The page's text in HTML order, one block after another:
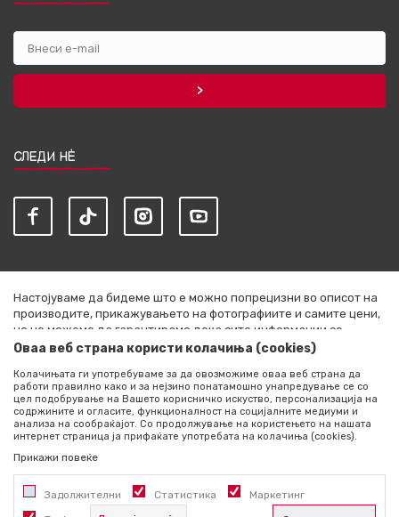
СЛЕДИ НЀ
Настојуваме да бидеме што е можно попрецизни во описот на
производите, прикажувањето на фотографиите и самите цени,
но не можеме да гарантираме дека сите информации се
комплетни и без грешки. Сите артикли прикажани на сајтот се
секој момент. Расположливоста на производите можете да ја
проверите со повик на +389 76 444 490
©2026 literatura.mk, Изработено одNB SOFT. Сите права
задржани.
Оваа веб страна користи колачиња (cookies)
Колачињата ги употребуваме за да овозможиме оваа веб страна да
работи правилно како и за нејзино понатамошно унапредување се со
цел подобрување на Вашето корисничко искуство, персонализација на
содржините и огласите, функционалност на социјалните медиуми и
анализа на сообраќајот. Со продолжување на користењето на нашата
интернет страница ја прифаќате употребата на колачиња (cookies).
Прикажи повеќе
Задолжителни Статистика Маркетинг